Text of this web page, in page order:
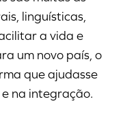
linguísticas,
a vida e
um novo país, o
que ajudasse
na integração.